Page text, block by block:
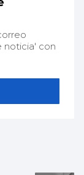
noticia' con